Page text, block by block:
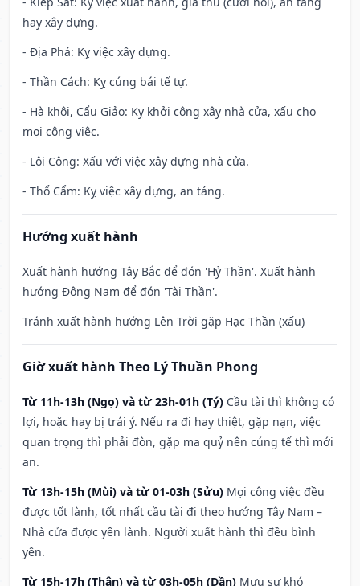
hay xây dựng.
- Địa Phá: Kỵ việc xây dựng.
- Thần Cách: Kỵ cúng bái tế tự.
- Hà khôi, Cẩu Giảo: Kỵ khởi công xây nhà cửa, xấu cho
mọi công việc.
- Lôi Công: Xấu với việc xây dựng nhà cửa.
- Thổ Cẩm: Kỵ việc xây dựng, an táng.
Hướng xuất hành
Xuất hành hướng Tây Bắc để đón 'Hỷ Thần'. Xuất hành
hướng Đông Nam để đón 'Tài Thần'.
Tránh xuất hành hướng Lên Trời gặp Hạc Thần (xấu)
Giờ xuất hành Theo Lý Thuần Phong
Từ 11h-13h (Ngọ) và từ 23h-01h (Tý) Cầu tài thì không có
lợi, hoặc hay bị trái ý. Nếu ra đi hay thiệt, gặp nạn, việc
quan trọng thì phải đòn, gặp ma quỷ nên cúng tế thì mới
an.
Từ 13h-15h (Mùi) và từ 01-03h (Sửu) Mọi công việc đều
được tốt lành, tốt nhất cầu tài đi theo hướng Tây Nam –
Nhà cửa được yên lành. Người xuất hành thì đều bình
yên.
Từ 15h-17h (Thân) và từ 03h-05h (Dần) Mưu sự khó